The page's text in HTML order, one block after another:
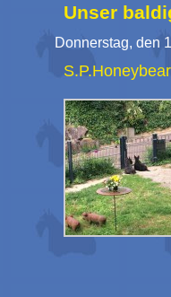
Unser
Donnerstag, den